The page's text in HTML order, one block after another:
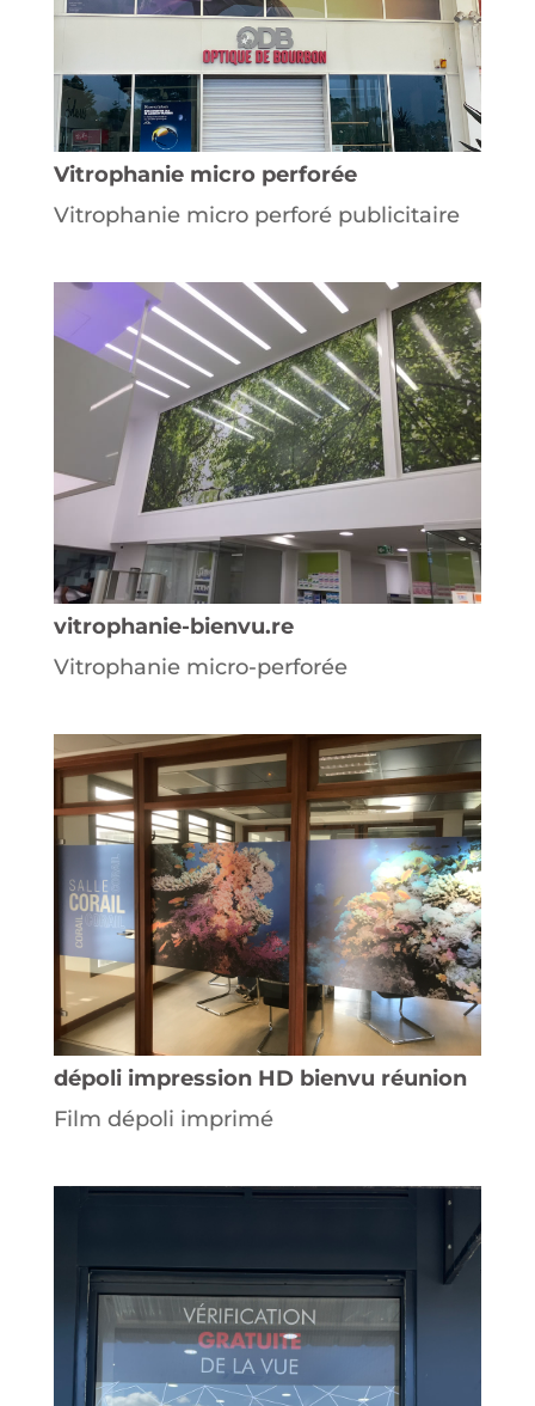
Vitrophanie micro perforée
Vitrophanie micro perforé publicitaire
vitrophanie-bienvu.re
Vitrophanie micro-perforée
dépoli impression HD bienvu réunion
Film dépoli imprimé